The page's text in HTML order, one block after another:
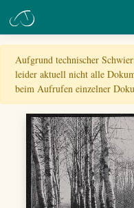
Aufgrund technischer
leider aktuell nicht alle
beim Aufrufen einzelner